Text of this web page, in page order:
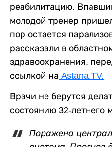
реабилитацию.
молодой тренер
пор остается
рассказали в
здравоохранения,
ссылкой на Astana.TV.
Врачи не берутся
состоянию 32-летнего
Поражена